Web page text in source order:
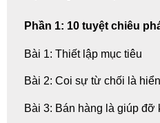
Phần 1: 10 tuyệt chiêu
Bài 1: Thiết lập mục tiêu
Bài 2: Coi sự từ chối là
Bài 3: Bán hàng là giúp đỡ